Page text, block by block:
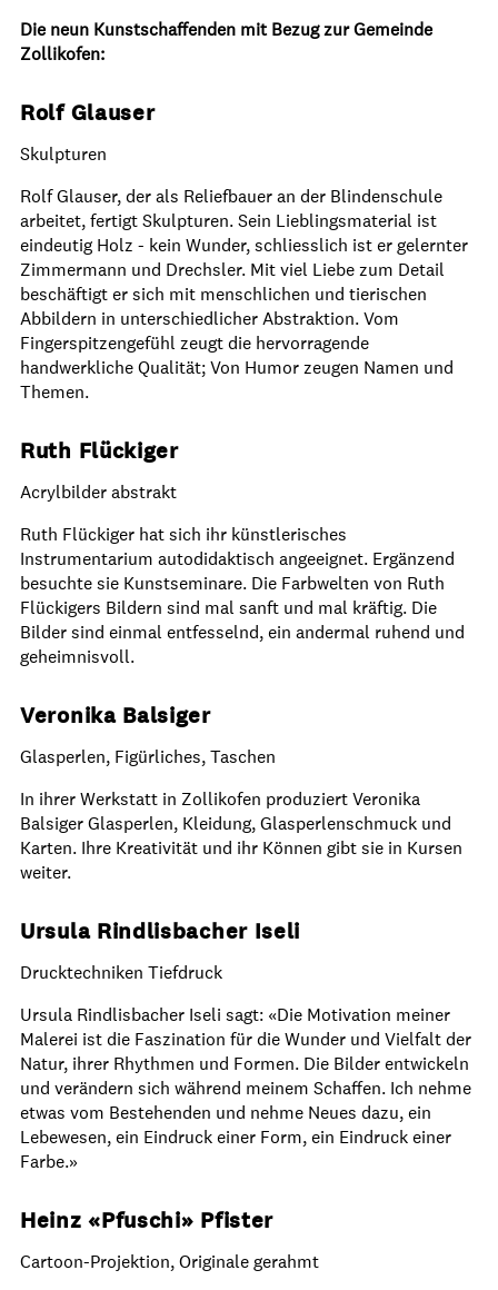
Die neun Kunstschaffenden mit Bezug zur Gemeinde
Zollikofen:
Rolf Glauser
Skulpturen
Rolf Glauser, der als Reliefbauer an der Blindenschule
arbeitet, fertigt Skulpturen. Sein Lieblingsmaterial ist
eindeutig Holz - kein Wunder, schliesslich ist er gelernter
Zimmermann und Drechsler. Mit viel Liebe zum Detail
beschäftigt er sich mit menschlichen und tierischen
Abbildern in unterschiedlicher Abstraktion. Vom
Fingerspitzengefühl zeugt die hervorragende
handwerkliche Qualität; Von Humor zeugen Namen und
Themen.
Ruth Flückiger
Acrylbilder abstrakt
Ruth Flückiger hat sich ihr künstlerisches
Instrumentarium autodidaktisch angeeignet. Ergänzend
besuchte sie Kunstseminare. Die Farbwelten von Ruth
Flückigers Bildern sind mal sanft und mal kräftig. Die
Bilder sind einmal entfesselnd, ein andermal ruhend und
geheimnisvoll.
Veronika Balsiger
Glasperlen, Figürliches, Taschen
In ihrer Werkstatt in Zollikofen produziert Veronika
Balsiger Glasperlen, Kleidung, Glasperlenschmuck und
Karten. Ihre Kreativität und ihr Können gibt sie in Kursen
weiter.
Ursula Rindlisbacher Iseli
Drucktechniken Tiefdruck
Ursula Rindlisbacher Iseli sagt: «Die Motivation meiner
Malerei ist die Faszination für die Wunder und Vielfalt der
Natur, ihrer Rhythmen und Formen. Die Bilder entwickeln
und verändern sich während meinem Schaffen. Ich nehme
etwas vom Bestehenden und nehme Neues dazu, ein
Lebewesen, ein Eindruck einer Form, ein Eindruck einer
Farbe.»
Heinz «Pfuschi» Pfister
Cartoon-Projektion, Originale gerahmt